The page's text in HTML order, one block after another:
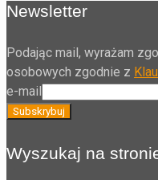
Newsletter
Podając mail, wyrażam
osobowych zgodnie z
e-mail
Wyszukaj na